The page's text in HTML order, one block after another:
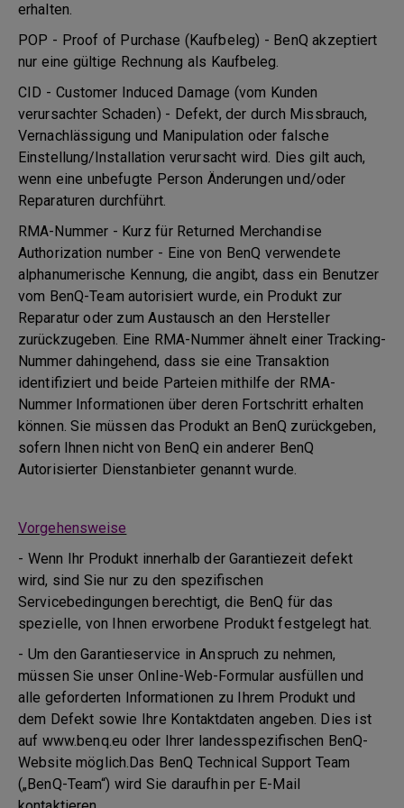
erhalten.
POP - Proof of Purchase (Kaufbeleg) - BenQ akzeptiert
nur eine gültige Rechnung als Kaufbeleg.
CID - Customer Induced Damage (vom Kunden
verursachter Schaden) - Defekt, der durch Missbrauch,
Vernachlässigung und Manipulation oder falsche
Einstellung/Installation verursacht wird. Dies gilt auch,
wenn eine unbefugte Person Änderungen und/oder
Reparaturen durchführt.
RMA-Nummer - Kurz für Returned Merchandise
Authorization number - Eine von BenQ verwendete
alphanumerische Kennung, die angibt, dass ein Benutzer
vom BenQ-Team autorisiert wurde, ein Produkt zur
Reparatur oder zum Austausch an den Hersteller
zurückzugeben. Eine RMA-Nummer ähnelt einer Tracking-
Nummer dahingehend, dass sie eine Transaktion
identifiziert und beide Parteien mithilfe der RMA-
Nummer Informationen über deren Fortschritt erhalten
können. Sie müssen das Produkt an BenQ zurückgeben,
sofern Ihnen nicht von BenQ ein anderer BenQ
Autorisierter Dienstanbieter genannt wurde.
Vorgehensweise
- Wenn Ihr Produkt innerhalb der Garantiezeit defekt
wird, sind Sie nur zu den spezifischen
Servicebedingungen berechtigt, die BenQ für das
spezielle, von Ihnen erworbene Produkt festgelegt hat.
- Um den Garantieservice in Anspruch zu nehmen,
müssen Sie unser Online-Web-Formular ausfüllen und
alle geforderten Informationen zu Ihrem Produkt und
dem Defekt sowie Ihre Kontaktdaten angeben. Dies ist
auf www.benq.eu oder Ihrer landesspezifischen BenQ-
Website möglich.Das BenQ Technical Support Team
(„BenQ-Team“) wird Sie daraufhin per E-Mail